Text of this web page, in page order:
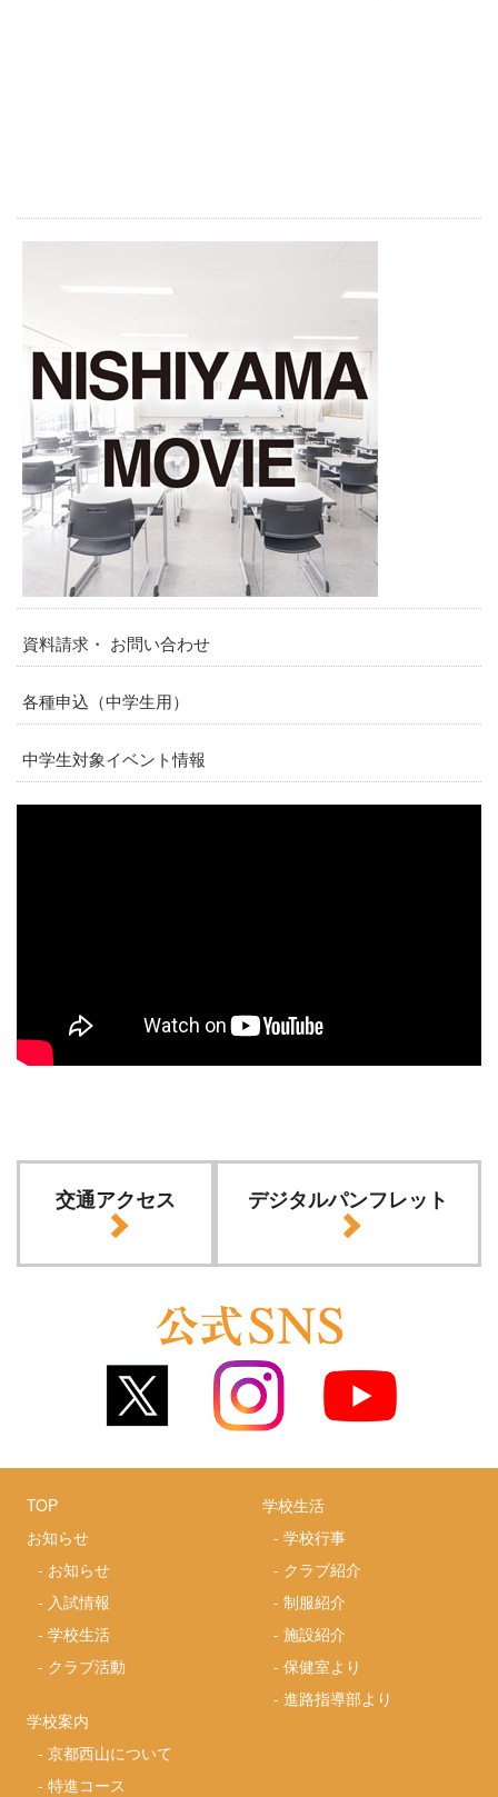
資料請求・ お問い合わせ
各種申込（中学生用）
中学生対象イベント情報
交通アクセス デジタルパンフレット
TOP
お知らせ
- お知らせ
- 入試情報
-学校生活
- クラブ活動
学校案内
-京都西山について
-特進コース
学校生活
-学校行事
- クラブ紹介
-制服紹介
-施設紹介
-保健室より
-進路指導部より